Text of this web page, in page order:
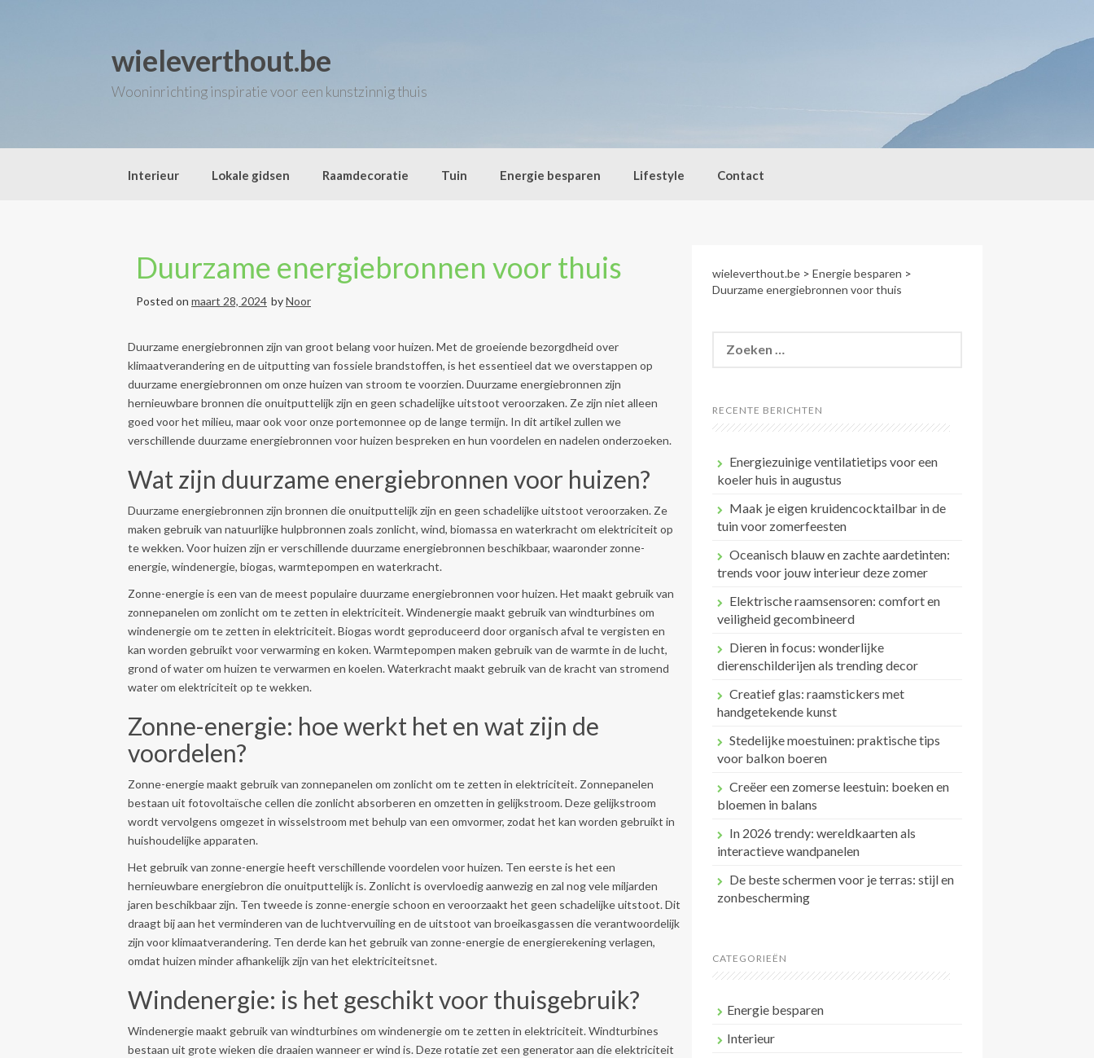
wieleverthout.be
Wooninrichting inspiratie voor een kunstzinnig thuis
Interieur Lokale gidsen Raamdecoratie Tuin Energie besparen Lifestyle Contact
Duurzame energiebronnen voor thuis
Posted on maart 28, 2024 byNoor
Duurzame energiebronnen zijn van groot belang voor huizen. Met de groeiende bezorgdheid over
klimaatverandering en de uitputting van fossiele brandstoffen, is het essentieel dat we overstappen op
duurzame energiebronnen om onze huizen van stroom te voorzien. Duurzame energiebronnen zijn
hernieuwbare bronnen die onuitputtelijk zijn en geen schadelijke uitstoot veroorzaken. Ze zijn niet alleen
goed voor het milieu, maar ook voor onze portemonnee op de lange termijn. In dit artikel zullen we
verschillende duurzame energiebronnen voor huizen bespreken en hun voordelen en nadelen onderzoeken.
Wat zijn duurzame energiebronnen voor huizen?
Duurzame energiebronnen zijn bronnen die onuitputtelijk zijn en geen schadelijke uitstoot veroorzaken. Ze
maken gebruik van natuurlijke hulpbronnen zoals zonlicht, wind, biomassa en waterkracht om elektriciteit op
te wekken. Voor huizen zijn er verschillende duurzame energiebronnen beschikbaar, waaronder zonne-
energie, windenergie, biogas, warmtepompen en waterkracht.
Zonne-energie is een van de meest populaire duurzame energiebronnen voor huizen. Het maakt gebruik van
zonnepanelen om zonlicht om te zetten in elektriciteit. Windenergie maakt gebruik van windturbines om
windenergie om te zetten in elektriciteit. Biogas wordt geproduceerd door organisch afval te vergisten en
kan worden gebruikt voor verwarming en koken. Warmtepompen maken gebruik van de warmte in de lucht,
grond of water om huizen te verwarmen en koelen. Waterkracht maakt gebruik van de kracht van stromend
water om elektriciteit op te wekken.
Zonne-energie: hoe werkt het en wat zijn de
voordelen?
Zonne-energie maakt gebruik van zonnepanelen om zonlicht om te zetten in elektriciteit. Zonnepanelen
bestaan uit fotovoltaïsche cellen die zonlicht absorberen en omzetten in gelijkstroom. Deze gelijkstroom
wordt vervolgens omgezet in wisselstroom met behulp van een omvormer, zodat het kan worden gebruikt in
huishoudelijke apparaten.
Het gebruik van zonne-energie heeft verschillende voordelen voor huizen. Ten eerste is het een
hernieuwbare energiebron die onuitputtelijk is. Zonlicht is overvloedig aanwezig en zal nog vele miljarden
jaren beschikbaar zijn. Ten tweede is zonne-energie schoon en veroorzaakt het geen schadelijke uitstoot. Dit
draagt bij aan het verminderen van de luchtvervuiling en de uitstoot van broeikasgassen die verantwoordelijk
zijn voor klimaatverandering. Ten derde kan het gebruik van zonne-energie de energierekening verlagen,
omdat huizen minder afhankelijk zijn van het elektriciteitsnet.
Windenergie: is het geschikt voor thuisgebruik?
Windenergie maakt gebruik van windturbines om windenergie om te zetten in elektriciteit. Windturbines
bestaan uit grote wieken die draaien wanneer er wind is. Deze rotatie zet een generator aan die elektriciteit
wieleverthout.be >Energie besparen >
Duurzame energiebronnen voor thuis
naar:
RECENTE BERICHTEN
Energiezuinige ventilatietips voor een
koeler huis in augustus
Maak je eigen kruidencocktailbar in de
tuin voor zomerfeesten
Oceanisch blauw en zachte aardetinten:
trends voor jouw interieur deze zomer
Elektrische raamsensoren: comfort en
veiligheid gecombineerd
Dieren in focus: wonderlijke
dierenschilderijen als trending decor
Creatief glas: raamstickers met
handgetekende kunst
Stedelijke moestuinen: praktische tips
voor balkon boeren
Creëer een zomerse leestuin: boeken en
bloemen in balans
In 2026 trendy: wereldkaarten als
interactieve wandpanelen
De beste schermen voor je terras: stijl en
zonbescherming
CATEGORIEËN
Energie besparen
Interieur